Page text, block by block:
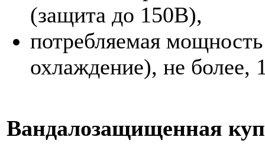
(защита до 150В),
потребляемая
охлаждение), не более,
Вандалозащищенная